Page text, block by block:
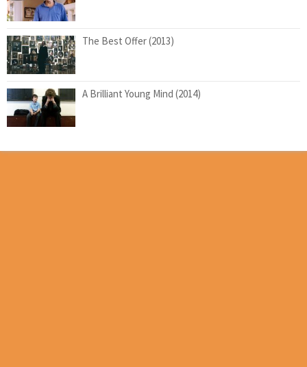
The Best Offer (2013)
A Brilliant Young Mind (2014)